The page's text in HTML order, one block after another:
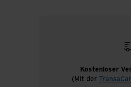
Kostenloser
(Mit der